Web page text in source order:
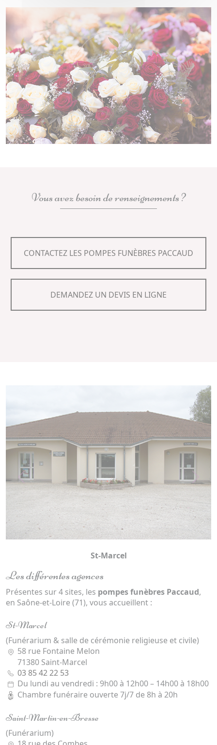
Vous avez besoin de renseignements ?
CONTACTEZ LES POMPES FUNÈBRES PACCAUD
DEMANDEZ UN DEVIS EN LIGNE
Saint-Martin-en-Bresse
Previous Next
Les différentes agences
Présentes sur 4 sites, les pompes funèbres Paccaud,
en Saône-et-Loire (71), vous accueillent :
St-Marcel
(Funérarium & salle de cérémonie religieuse et civile)
58 rue Fontaine Melon
71380 Saint-Marcel
03 85 42 22 53
Du lundi au vendredi : 9h00 à 12h00 – 14h00 à 18h00
Chambre funéraire ouverte 7j/7 de 8h à 20h
Saint-Martin-en-Bresse
(Funérarium)